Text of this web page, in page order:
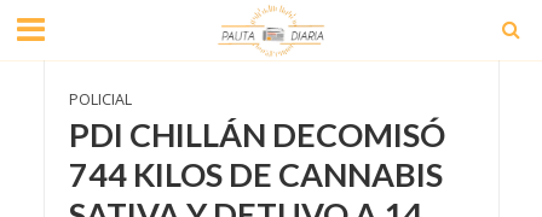
POLICIAL
PDI CHILLÁN DECOMISÓ
744 KILOS DE CANNABIS